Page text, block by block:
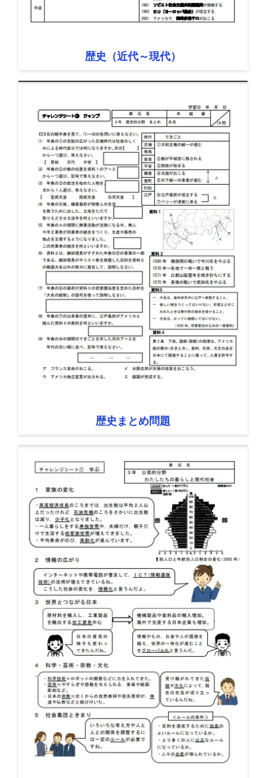
歴史（近代～現代）
歴史まとめ問題